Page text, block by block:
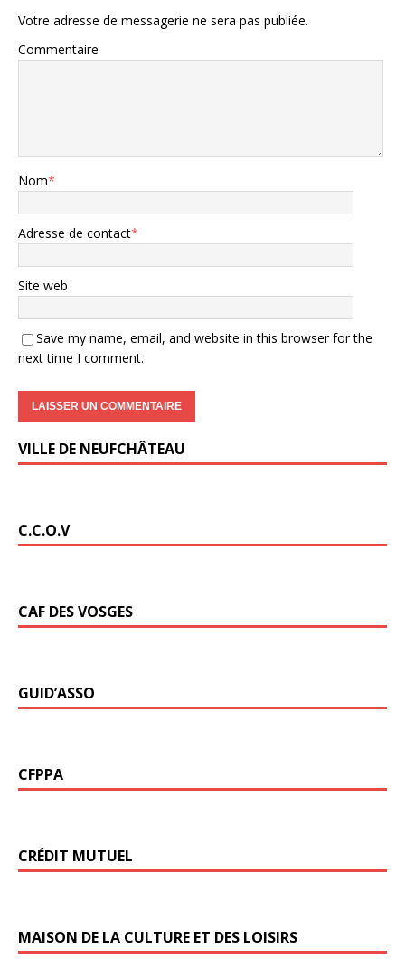
Votre adresse de messagerie ne sera pas publiée.
Commentaire
Nom*
Adresse de contact*
Site web
Save my name, email, and website in this browser for the
next time I comment.
VILLE DE NEUFCHÂTEAU
C.C.O.V
CAF DES VOSGES
GUID’ASSO
CFPPA
CRÉDIT MUTUEL
MAISON DE LA CULTURE ET DES LOISIRS